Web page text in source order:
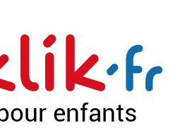
enfants